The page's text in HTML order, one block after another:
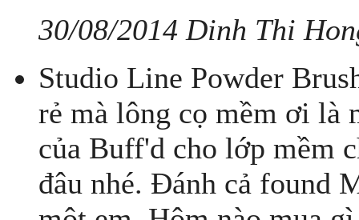
30/08/2014 Dinh Thi
Studio Line Powder
rẻ mà lông cọ mềm ơi là
của Buff'd cho lớp mềm
đâu nhé. Đánh cả found